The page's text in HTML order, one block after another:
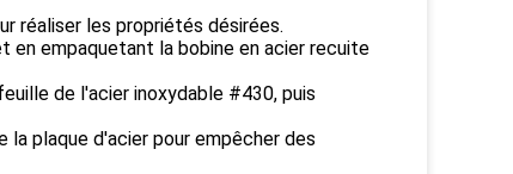
réaliser les propriétés désirées.
en empaquetant la bobine en acier recuite
de l'acier inoxydable #430, puis
plaque d'acier pour empêcher des